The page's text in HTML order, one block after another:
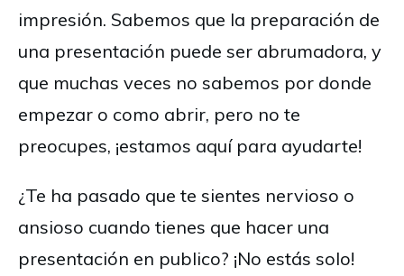
impresión. Sabemos que la preparación de
una presentación puede ser abrumadora, y
que muchas veces no sabemos por donde
empezar o como abrir, pero no te
preocupes, ¡estamos aquí para ayudarte!
¿Te ha pasado que te sientes nervioso o
ansioso cuando tienes que hacer una
presentación en publico? ¡No estás solo!